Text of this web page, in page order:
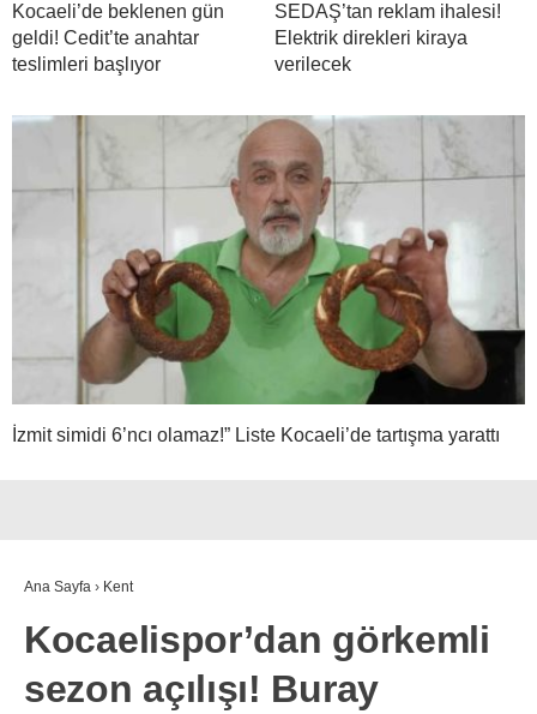
Kocaeli’de beklenen gün
geldi! Cedit’te anahtar
teslimleri başlıyor
SEDAŞ’tan reklam ihalesi!
Elektrik direkleri kiraya
verilecek
İzmit simidi 6’ncı olamaz!” Liste Kocaeli’de tartışma yarattı
Ana Sayfa › Kent
Kocaelispor’dan görkemli
sezon açılışı! Buray